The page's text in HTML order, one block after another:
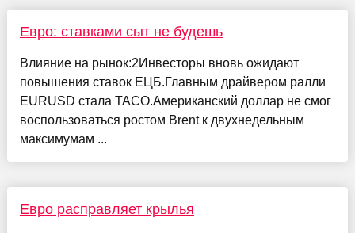
Евро: ставками сыт не будешь
Влияние на рынок:2Инвесторы вновь ожидают
повышения ставок ЕЦБ.Главным драйвером ралли
EURUSD стала TACO.Американский доллар не смог
воспользоваться ростом Brent к двухнедельным
максимумам ...
Евро расправляет крылья